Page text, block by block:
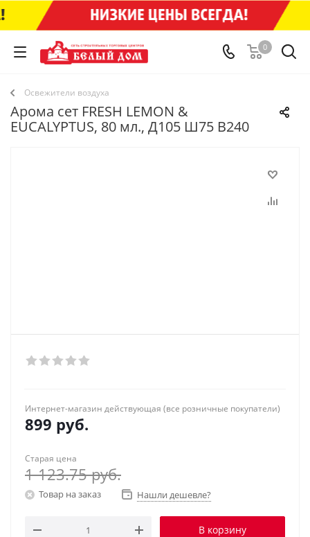
0
Освежители воздуха
Арома сет FRESH LEMON &
EUCALYPTUS, 80 мл., Д105 Ш75 В240
Интернет-магазин действующая (все розничные покупатели)
899 руб.
Старая цена
1 123.75руб.
Товар на заказ Нашли дешевле?
В корзину